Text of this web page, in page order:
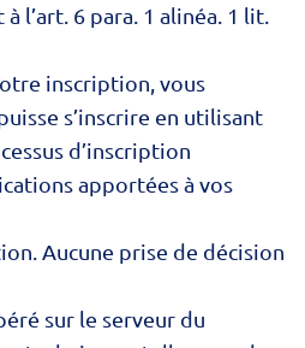
l’art. 6 para. 1 alinéa. 1 lit.
inscription, vous
s’inscrire en utilisant
d’inscription
apportées à vos
Aucune prise de décision
sur le serveur du